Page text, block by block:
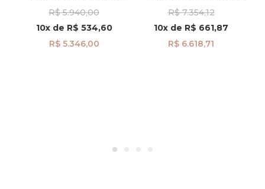
40cm co04308
R$ 5.940,00
10xde R$ 534,60
R$ 5.346,00
60cm co04803
R$ 7.354,12
10x de R$ 661,87
R$ 6.618,71